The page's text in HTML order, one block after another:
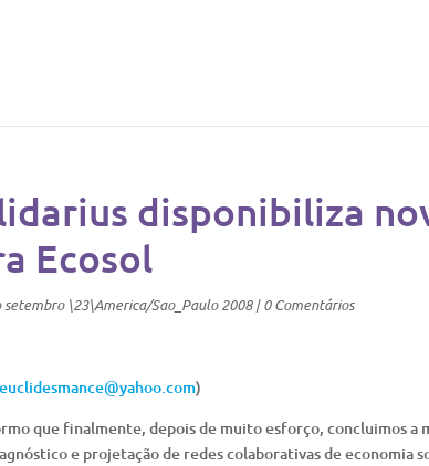
disponibiliza
Ecosol
\23\America/Sao_Paulo 2008|0 Comentários
euclidesmance@yahoo.com)
que finalmente, depois de muito esforço, concluimos a
e projetação de redes colaborativas de economia